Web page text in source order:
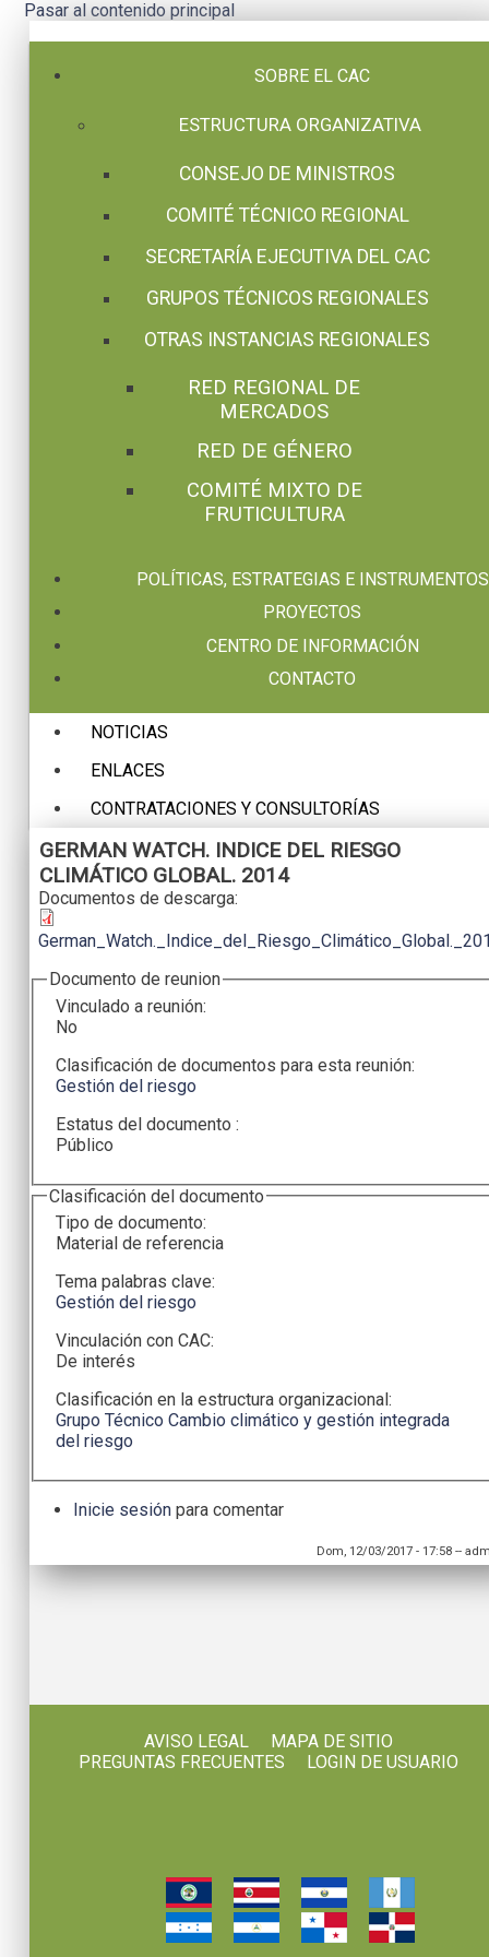
Pasar al contenido principal
SOBRE EL CAC
ESTRUCTURA ORGANIZATIVA
CONSEJO DE MINISTROS
COMITÉ TÉCNICO REGIONAL
SECRETARÍA EJECUTIVA DEL CAC
GRUPOS TÉCNICOS REGIONALES
OTRAS INSTANCIAS REGIONALES
RED REGIONAL DE
MERCADOS
RED DE GÉNERO
COMITÉ MIXTO DE
FRUTICULTURA
POLÍTICAS, ESTRATEGIAS E INSTRUMENTOS
PROYECTOS
CENTRO DE INFORMACIÓN
CONTACTO
NOTICIAS
ENLACES
CONTRATACIONES Y CONSULTORÍAS
GERMAN WATCH. INDICE DEL RIESGO
CLIMÁTICO GLOBAL. 2014
Documentos de descarga:
Documento de reunion
Vinculado a reunión:
No
Clasificación de documentos para esta reunión:
Gestión del riesgo
Estatus del documento :
Público
Clasificación del documento
Tipo de documento:
Material de referencia
Tema palabras clave:
Gestión del riesgo
Vinculación con CAC:
De interés
Clasificación en la estructura organizacional:
Grupo Técnico Cambio climático y gestión integrada
del riesgo
Inicie sesiónpara comentar
Dom, 12/03/2017 - 17:58 --
AVISO LEGAL
MAPA DE SITIO
PREGUNTAS FRECUENTES
LOGIN DE USUARIO